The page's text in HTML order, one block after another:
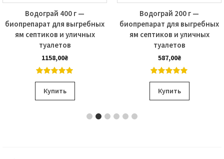
Водограй 400 г —
биопрепарат для выгребных
ям септиков и уличных
туалетов
1158,00₴
5.00out of
5
Купить
Водограй 200 г —
биопрепарат для выгребных
ям септиков и уличных
туалетов
587,00₴
5.00out of
5
Купить